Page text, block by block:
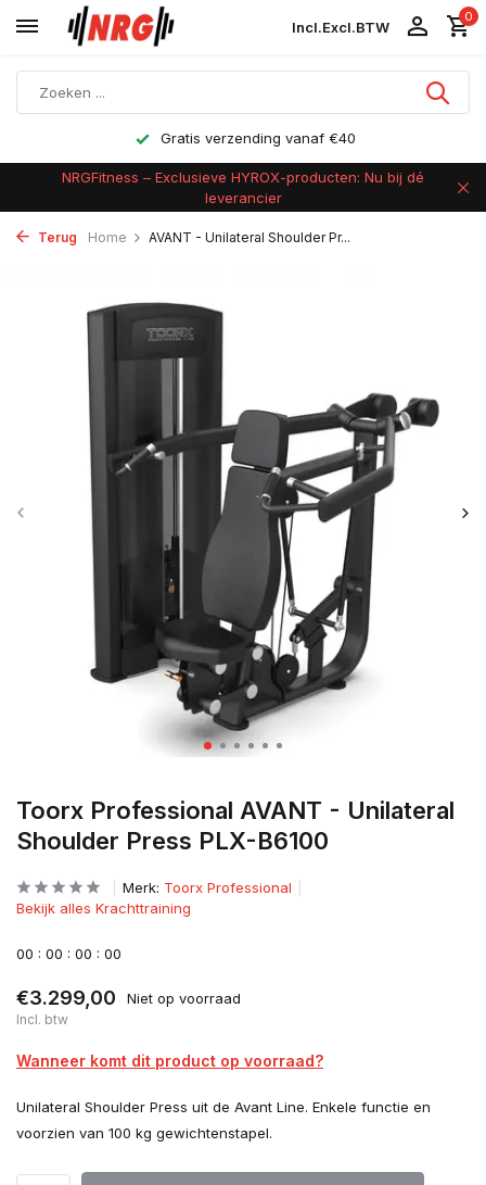
Incl.Excl.BTW
0
Gratis verzending vanaf €40
NRGFitness – Exclusieve HYROX-producten: Nu bij dé
leverancier
Terug Home AVANT - Unilateral Shoulder Pr...
Toorx Professional AVANT - Unilateral
Shoulder Press PLX-B6100
Merk: Toorx Professional
Bekijk alles Krachttraining
00 : 00 : 00 : 00
€3.299,00 Niet op voorraad
Incl. btw
Wanneer komt dit product op voorraad?
Unilateral Shoulder Press uit de Avant Line. Enkele functie en
voorzien van 100 kg gewichtenstapel.